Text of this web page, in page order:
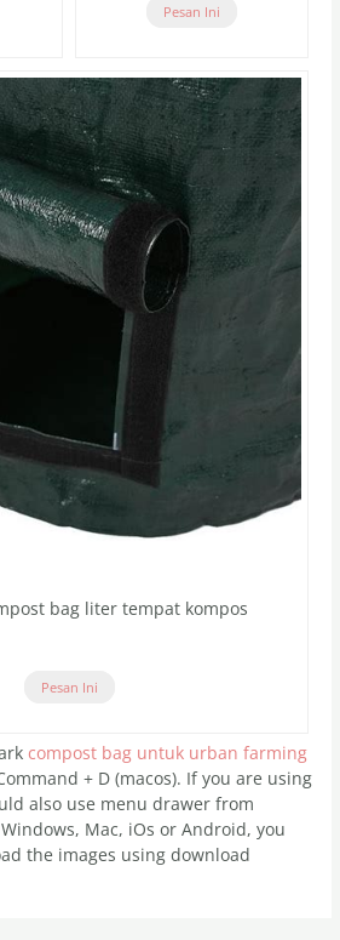
Pesan Ini
bag liter tempat kompos
Pesan Ini
compost bag untuk urban farming
+ D (macos). If you are using
also use menu drawer from
Mac, iOs or Android, you
the images using download